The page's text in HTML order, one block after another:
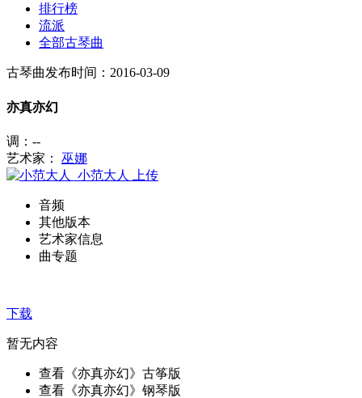
排行榜
流派
全部古琴曲
古琴曲发布时间：2016-03-09
亦真亦幻
调：--
艺术家： 巫娜
小范大人
上传
音频
其他版本
艺术家信息
曲专题
下载
暂无内容
查看《亦真亦幻》古筝版
查看《亦真亦幻》钢琴版